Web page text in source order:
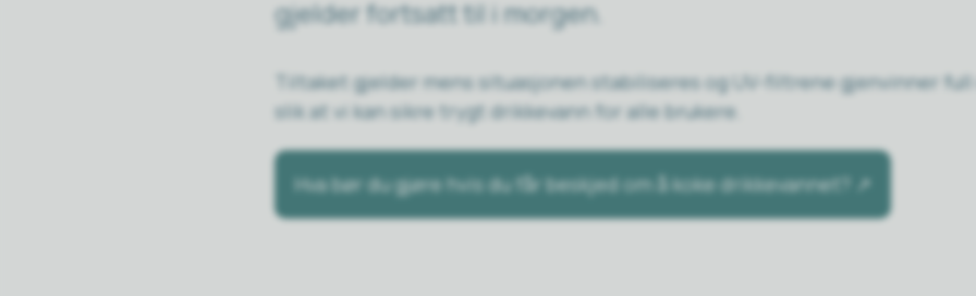
gjelder fortsatt til i morgen.
Tiltaket gjelder mens situasjonen stabiliseres og UV-filtrene gjenvinner
slik at vi kan sikre trygt drikkevann for alle brukere.
Hva bør du gjøre hvis du får beskjed om å koke drikkevannet?